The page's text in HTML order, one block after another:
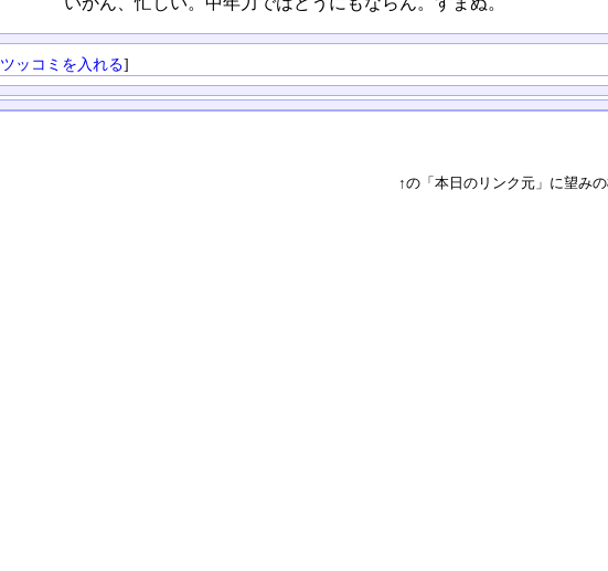
ツッコミを入れる]
↑の「本日のリンク元」に望み